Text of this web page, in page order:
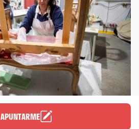
APUNTARME